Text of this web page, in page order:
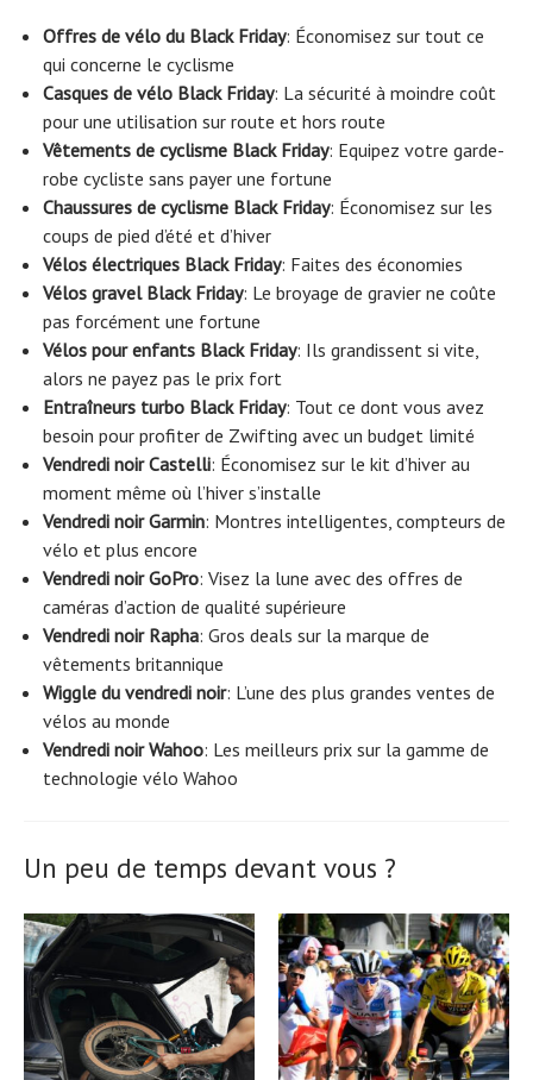
Offres de vélo du Black Friday: Économisez sur tout ce
qui concerne le cyclisme
Casques de vélo Black Friday: La sécurité à moindre coût
pour une utilisation sur route et hors route
Vêtements de cyclisme Black Friday: Equipez votre garde-
robe cycliste sans payer une fortune
Chaussures de cyclisme Black Friday: Économisez sur les
coups de pied d’été et d’hiver
Vélos électriques Black Friday: Faites des économies
Vélos gravel Black Friday: Le broyage de gravier ne coûte
pas forcément une fortune
Vélos pour enfants Black Friday: Ils grandissent si vite,
alors ne payez pas le prix fort
Entraîneurs turbo Black Friday: Tout ce dont vous avez
besoin pour profiter de Zwifting avec un budget limité
Vendredi noir Castelli: Économisez sur le kit d’hiver au
moment même où l’hiver s’installe
Vendredi noir Garmin: Montres intelligentes, compteurs de
vélo et plus encore
Vendredi noir GoPro: Visez la lune avec des offres de
caméras d’action de qualité supérieure
Vendredi noir Rapha: Gros deals sur la marque de
vêtements britannique
Wiggle du vendredi noir: L’une des plus grandes ventes de
vélos au monde
Vendredi noir Wahoo: Les meilleurs prix sur la gamme de
technologie vélo Wahoo
Un peu de temps devant vous ?